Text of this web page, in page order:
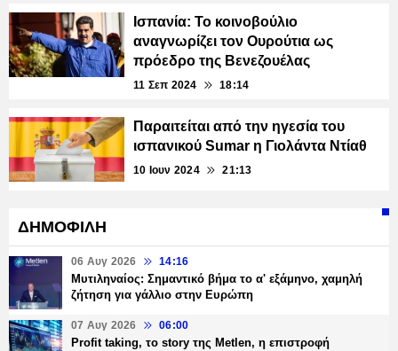
Ισπανία: Το κοινοβούλιο
αναγνωρίζει τον Ουρούτια ως
πρόεδρο της Βενεζουέλας
11 Σεπ 2024 18:14
Παραιτείται από την ηγεσία του
ισπανικού Sumar η Γιολάντα Ντίαθ
10 Ιουν 2024 21:13
ΔΗΜΟΦΙΛΗ
06 Αυγ 2026 14:16
Μυτιληναίος: Σημαντικό βήμα το α' εξάμηνο, χαμηλή
ζήτηση για γάλλιο στην Ευρώπη
07 Αυγ 2026 06:00
Profit taking, το story της Metlen, η επιστροφή